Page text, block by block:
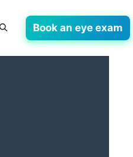
Book an eye exam